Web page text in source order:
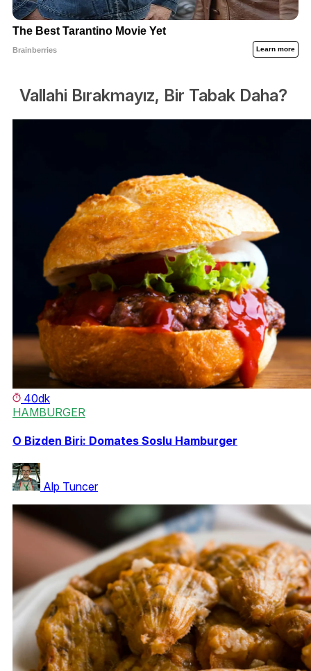
Vallahi Bırakmayız, Bir Tabak Daha?
40dk
HAMBURGER
O Bizden Biri: Domates Soslu Hamburger
Alp Tuncer